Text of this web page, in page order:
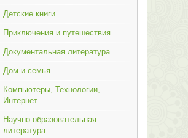
Детские книги
Приключения и путешествия
Документальная литература
Дом и семья
Компьютеры, Технологии,
Интернет
Научно-образовательная
литература